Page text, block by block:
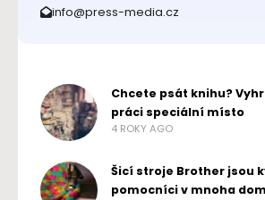
info@press-media.cz
Chcete psát knihu?
práci speciální místo
4 ROKY AGO
Šicí stroje Brother jsou
pomocníci v mnoha